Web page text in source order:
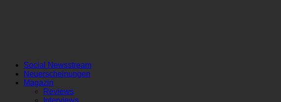
Social Newsstream
Neuerscheinungen
Magazin
Reviews
Interviews